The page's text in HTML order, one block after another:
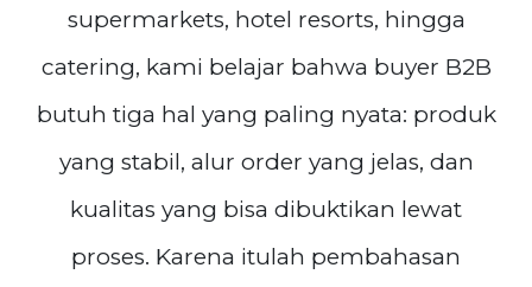
supermarkets, hotel resorts, hingga
catering, kami belajar bahwa buyer B2B
butuh tiga hal yang paling nyata: produk
yang stabil, alur order yang jelas, dan
kualitas yang bisa dibuktikan lewat
proses. Karena itulah pembahasan